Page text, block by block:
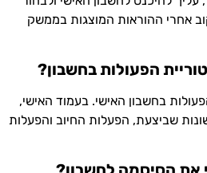
אחרי ההוראות המוצגות בממשק
הפעולות בחשבון?
בחשבון האישי. בעמוד האישי,
שביצעת, הפעלות החיוב והפעלות